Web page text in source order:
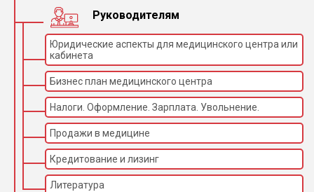
Руководителям
Юридические аспекты для медицинского центра или
кабинета
Бизнес план медицинского центра
Налоги. Оформление. Зарплата. Увольнение.
Продажи в медицине
Кредитование и лизинг
Литература